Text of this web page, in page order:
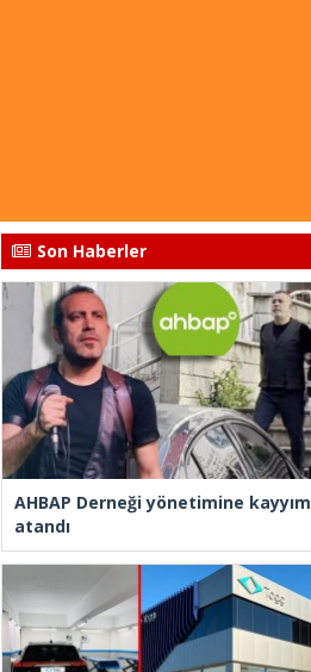
Son Haberler
AHBAP Derneği yönetimine kayyım
atandı